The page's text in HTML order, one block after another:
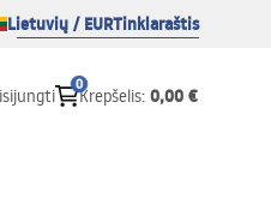
Lietuvių / EURTinklaraštis
0
Krepšelis: 0,00 €